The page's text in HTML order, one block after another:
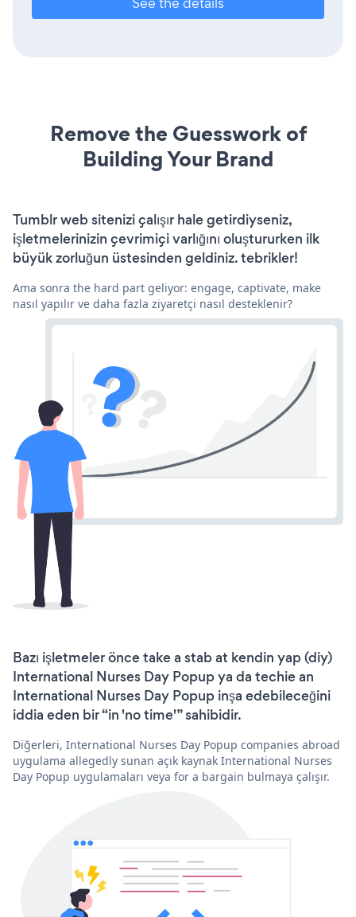
Remove the Guesswork of
Building Your Brand
Tumblr web sitenizi çalışır hale getirdiyseniz,
işletmelerinizin çevrimiçi varlığını oluştururken ilk
büyük zorluğun üstesinden geldiniz. tebrikler!
Ama sonra the hard part geliyor: engage, captivate, make
nasıl yapılır ve daha fazla ziyaretçi nasıl desteklenir?
Bazı işletmeler önce take a stab at kendin yap (diy)
International Nurses Day Popup ya da techie an
International Nurses Day Popup inşa edebileceğini
iddia eden bir “in 'no time'” sahibidir.
Diğerleri, International Nurses Day Popup companies abroad
uygulama allegedly sunan açık kaynak International Nurses
Day Popup uygulamaları veya for a bargain bulmaya çalışır.